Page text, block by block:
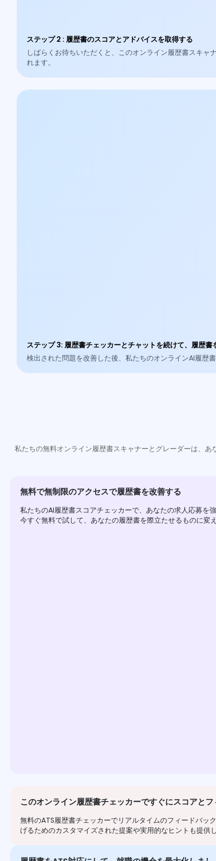
ステップ 2 :履歴書のスコアとアドバイスを取得する
しばらくお待ちいただくと、このオンライン履歴書スキ
れます。
ステップ 3:履歴書チェッカーとチャットを続けて、履歴書
検出された問題を改善した後、私たちのオンラインAI履歴
私たちの無料オンライン履歴書スキャナーとグレーダーは、
無料で無制限のアクセスで履歴書を改善する
私たちのAI履歴書スコアチェッカーで、あなたの求人応募を
今すぐ無料で試して、あなたの履歴書を際立たせるものに変
このオンライン履歴書チェッカーですぐにスコアと
無料のATS履歴書チェッカーでリアルタイムのフィードバ
げるためのカスタマイズされた提案や実用的なヒントも提供